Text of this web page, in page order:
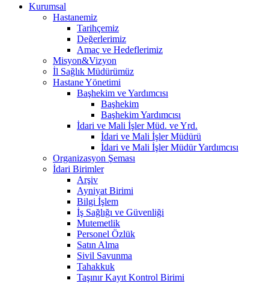
Kurumsal
Hastanemiz
Tarihçemiz
Değerlerimiz
Amaç ve Hedeflerimiz
Misyon&Vizyon
İl Sağlık Müdürümüz
Hastane Yönetimi
Başhekim ve Yardımcısı
Başhekim
Başhekim Yardımcısı
İdari ve Mali İşler Müd. ve Yrd.
İdari ve Mali İşler Müdürü
İdari ve Mali İşler Müdür Yardımcısı
Organizasyon Şeması
İdari Birimler
Arşiv
Ayniyat Birimi
Bilgi İşlem
İş Sağlığı ve Güvenliği
Mutemetlik
Personel Özlük
Satın Alma
Sivil Savunma
Tahakkuk
Taşınır Kayıt Kontrol Birimi